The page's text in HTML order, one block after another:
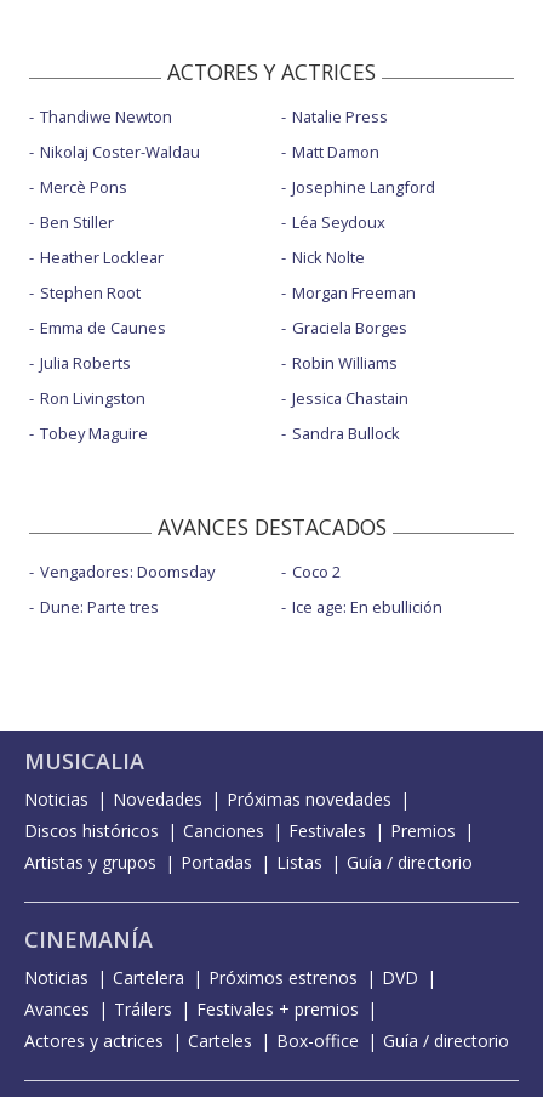
ACTORES Y ACTRICES
Thandiwe Newton
Nikolaj Coster-Waldau
Mercè Pons
Ben Stiller
Heather Locklear
Stephen Root
Emma de Caunes
Julia Roberts
Ron Livingston
Tobey Maguire
Natalie Press
Matt Damon
Josephine Langford
Léa Seydoux
Nick Nolte
Morgan Freeman
Graciela Borges
Robin Williams
Jessica Chastain
Sandra Bullock
AVANCES DESTACADOS
Vengadores: Doomsday
Dune: Parte tres
Coco 2
Ice age: En ebullición
MUSICALIA
Noticias Novedades
Próximas novedades
Discos históricos
Canciones Festivales
Premios
Artistas y grupos
Portadas Listas Guía / directorio
CINEMANÍA
Noticias Cartelera Próximos estrenos
DVD
Avances
Tráilers
Festivales + premios
Actores y actrices
Carteles Box-office Guía / directorio